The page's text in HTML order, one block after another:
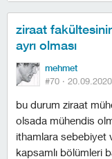
ziraat
ayrı olması
mehmet
#70 ·
bu durum ziraat
olsada mühendis
ithamlara sebebiyet
kapsamlı bölümleri